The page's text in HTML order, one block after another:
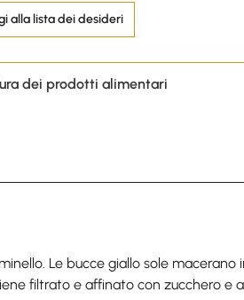
alla lista dei desideri
dei prodotti alimentari
Le bucce giallo sole macerano
filtrato e affinato con zucchero e